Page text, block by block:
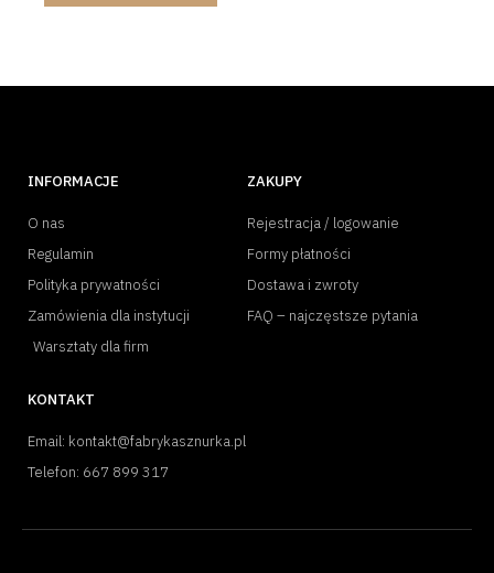
INFORMACJE
O nas
Regulamin
Polityka prywatności
Zamówienia dla instytucji
Warsztaty dla firm
ZAKUPY
Rejestracja / logowanie
Formy płatności
Dostawa i zwroty
FAQ – najczęstsze pytania
KONTAKT
Email: kontakt@fabrykasznurka.pl
Telefon: 667 899 317